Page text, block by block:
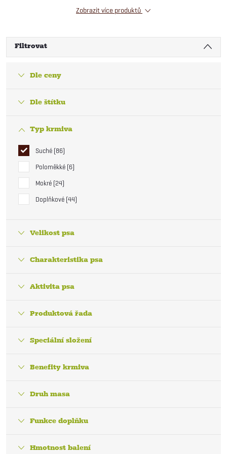
Zobrazit více produktů
Filtrovat
Dle ceny
Dle štítku
Typ krmiva
Suché 86
Poloměkké 6
Mokré 24
Doplňkové 44
Velikost psa
Charakteristika psa
Aktivita psa
Produktová řada
Speciální složení
Benefity krmiva
Druh masa
Funkce doplňku
Hmotnost balení